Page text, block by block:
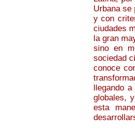
Urbana se
y con
ciudades
la gran
sino en
sociedad
conoce
llegando
globales,
esta